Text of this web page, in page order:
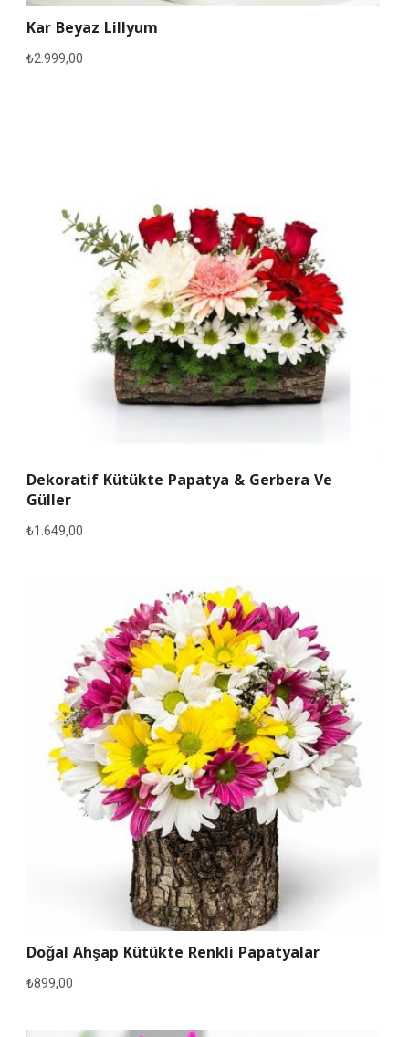
Kar Beyaz Lillyum
₺2.999,00
Dekoratif Kütükte Papatya & Gerbera Ve
Güller
₺1.649,00
Doğal Ahşap Kütükte Renkli Papatyalar
₺899,00